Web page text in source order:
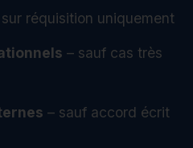
réquisition uniquement
– sauf cas très
– sauf accord écrit